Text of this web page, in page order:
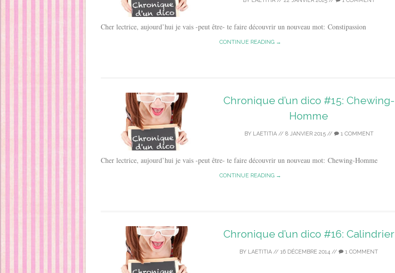
Cher lectrice, aujourd’hui je vais -peut être- te faire découvrir un nouveau mot: Constipassion
CONTINUE READING →
Chronique d’un dico #15: Chewing-
Homme
BY LAETITIA// 8 JANVIER 2015// 1 COMMENT
Cher lectrice, aujourd’hui je vais -peut être- te faire découvrir un nouveau mot: Chewing-Homme
CONTINUE READING →
Chronique d’un dico #16: Calindrier
BY LAETITIA // 16 DÉCEMBRE 2014 // 1 COMMENT